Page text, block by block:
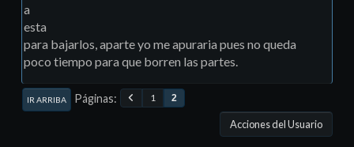
a
esta
para bajarlos, aparte yo me apuraria pues no queda
poco tiempo para que borren las partes.
IR ARRIBA Páginas 1 2
Acciones del Usuario